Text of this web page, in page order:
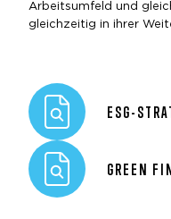
Arbeitsumfeld und
gleichzeitig in ihrer
ESG-
GREEN